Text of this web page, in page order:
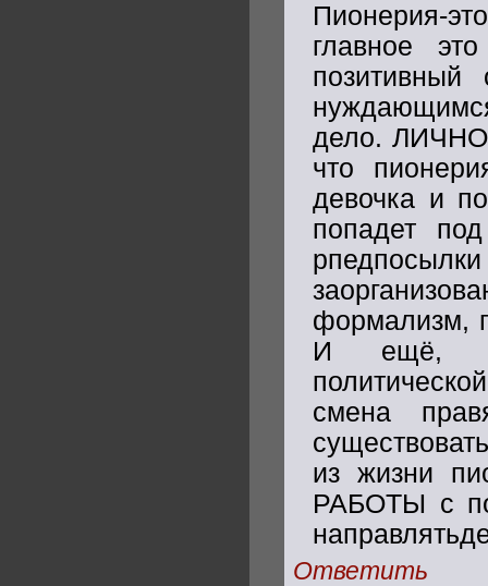
Пионерия-
главное
дело.
что
девочка и
попадет
формализм,
И ещё, в
смена
из жизни
РАБОТЫ с
Ответить